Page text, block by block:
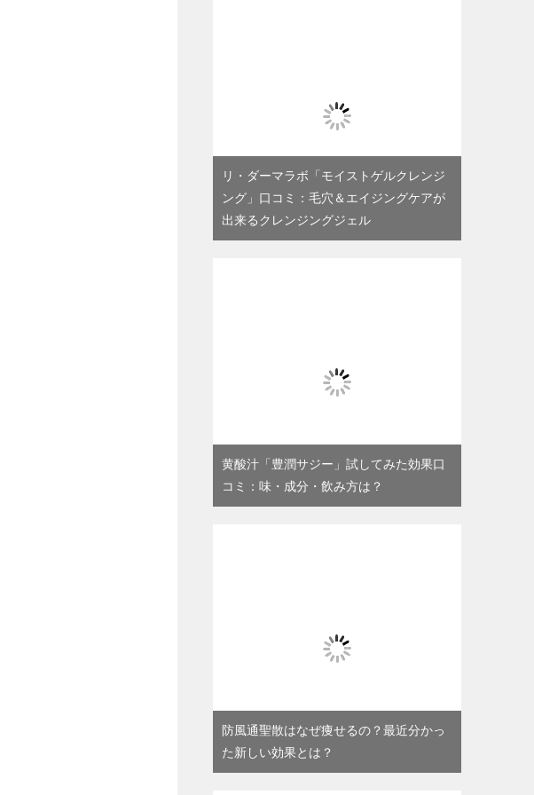
リ・ダーマラボ「モイストゲルクレンジ
ング」口コミ：毛穴＆エイジングケアが
出来るクレンジングジェル
黄酸汁「豊潤サジー」試してみた効果口
コミ：味・成分・飲み方は？
防風通聖散はなぜ痩せるの？最近分かっ
た新しい効果とは？